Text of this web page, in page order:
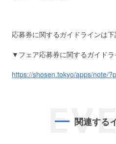
応募券に関するガイドラインは
▼フェア応募券に関するガイドラ
https://shosen.tokyo/apps/note/
関連する